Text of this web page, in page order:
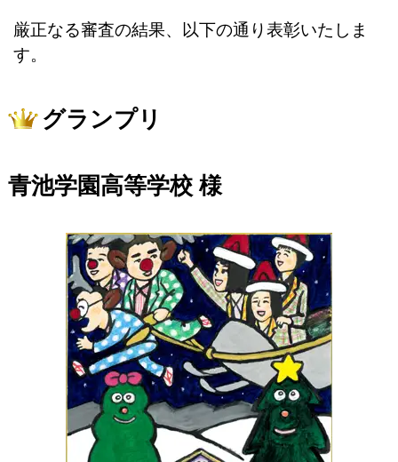
厳正なる審査の結果、以下の通り表彰いたしま
す。
グランプリ
青池学園高等学校 様